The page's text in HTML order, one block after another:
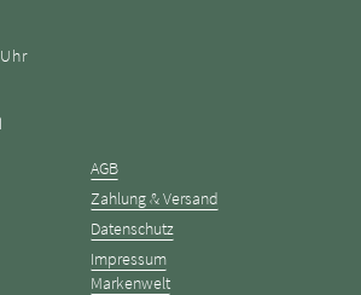
AGB
Zahlung & Versand
Datenschutz
Impressum
Markenwelt